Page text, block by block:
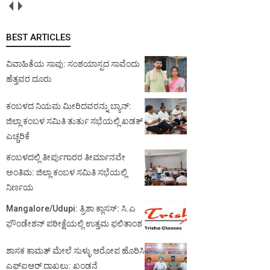
BEST ARTICLES
ವಿವಾಹಿತೆಯ ಸಾವು: ಸಂಶಯಾಸ್ಪದ ಸಾವೆಂದು
ಹೆತ್ತವರ ದೂರು
ಕಂಬಳದ ನಿಯಮ ಮೀರಿದವರನ್ನು ಬ್ಯಾನ್:
ಜಿಲ್ಲಾ ಕಂಬಳ ಸಮಿತಿ ತುರ್ತು ಸಭೆಯಲ್ಲಿ ಖಡಕ್
ಎಚ್ಚರಿಕೆ
ಕಂಬಳದಲ್ಲಿ ತೀರ್ಪುಗಾರರ ತೀರ್ಮಾನವೇ
ಅಂತಿಮ: ಜಿಲ್ಲಾ ಕಂಬಳ ಸಮಿತಿ ಸಭೆಯಲ್ಲಿ
ನಿರ್ಣಯ
Mangalore/Udupi: ತ್ರಿಶಾ ಕ್ಲಾಸಸ್: ಸಿ.ಎ
ಫೌಂಡೇಶನ್ ಪರೀಕ್ಷೆಯಲ್ಲಿ ಉತ್ತಮ ಫಲಿತಾಂಶ
ಶಾಸಕ ಕಾಮತ್ ಮೇಲೆ ಸುಳ್ಳು ಆರೋಪ ಹೊರಿಸಿ
ಎಫ್‌ಐಆರ್ ದಾಖಲು: ಖಂಡನೆ